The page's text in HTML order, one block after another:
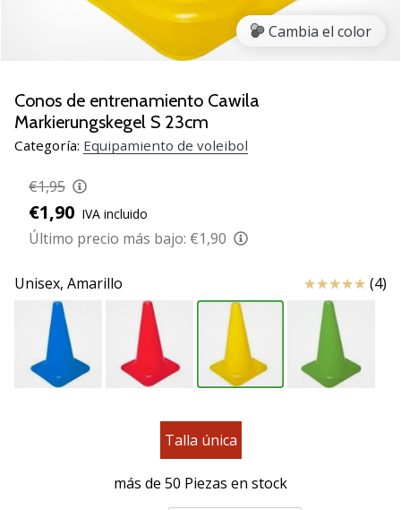
Navidad
para
jugadores
de
¡Nuestros
consejos
te
ayudarán
elegir
regalo
perfecto!
Encuentra…
Cambia el color
Conos de entrenamiento Cawila
Markierungskegel S 23cm
Categoría: Equipamiento de voleibol
€1,95
€1,90 IVA incluido
Último precio más bajo: €1,90
Unisex, Amarillo Reseña (4)
Talla única
más de 50 Piezas en stock